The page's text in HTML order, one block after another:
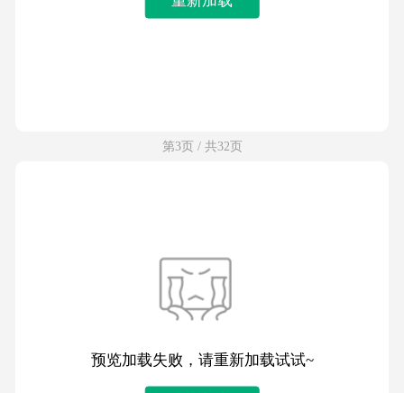
第3页 / 共32页
预览加载失败，请重新加载试试~